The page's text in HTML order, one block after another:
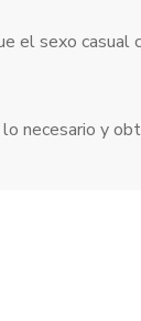
el sexo casual
necesario y